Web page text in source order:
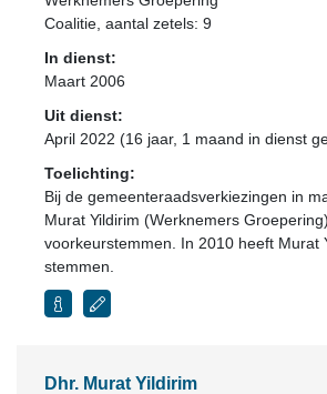
Coalitie , aantal zetels: 9
In dienst:
Maart 2006
Uit dienst:
April 2022 (16 jaar, 1 maand in dienst
Toelichting:
Bij de gemeenteraadsverkiezingen in
Murat Yildirim (Werknemers
voorkeurstemmen. In 2010 heeft Murat
stemmen.
Dhr. Murat Yildirim